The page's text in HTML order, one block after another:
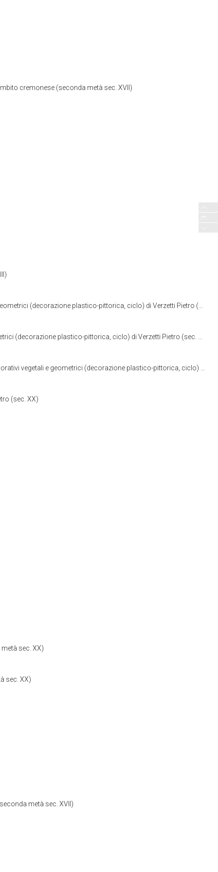
cremonese (seconda metà sec. XVII)
(decorazione plastico-pittorica, ciclo) di Verzetti Pietro (sec. XX)
plastico-pittorica, ciclo) di Verzetti Pietro (sec. XX)
(decorazione plastico-pittorica, ciclo) di Verzetti Pietro (sec. XX)
(sec. XX)
sec. XX)
sec. XX)
metà sec. XVII)